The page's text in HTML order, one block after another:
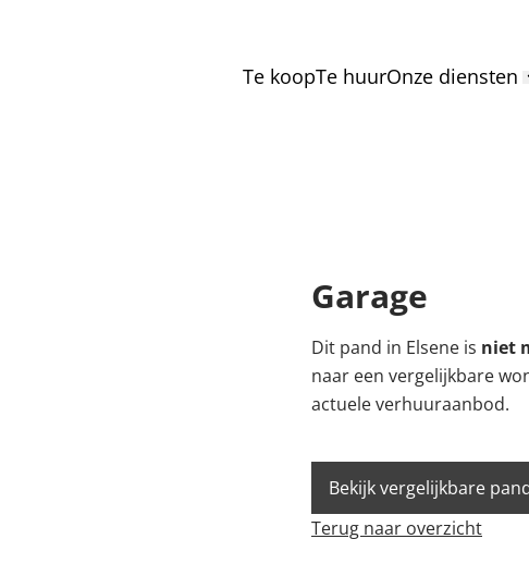
Te koopTe huurOnze diensten
Garage
Dit pand in Elsene is niet
naar een vergelijkbare
actuele verhuuraanbod.
Bekijk vergelijkbare
Terug naar overzicht